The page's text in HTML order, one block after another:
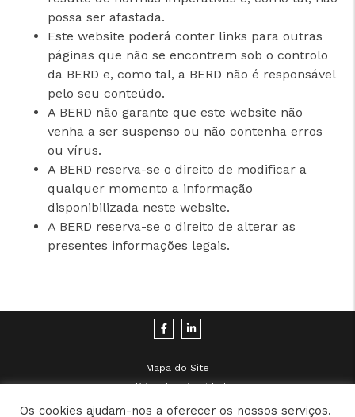
possa ser afastada.
Este website poderá conter links para outras
páginas que não se encontrem sob o controlo
da BERD e, como tal, a BERD não é responsável
pelo seu conteúdo.
A BERD não garante que este website não
venha a ser suspenso ou não contenha erros
ou vírus.
A BERD reserva-se o direito de modificar a
qualquer momento a informação
disponibilizada neste website.
A BERD reserva-se o direito de alterar as
presentes informações legais.
Mapa do Site
Política de Privacidade
Informações Legais
Os cookies ajudam-nos a oferecer os nossos serviços.